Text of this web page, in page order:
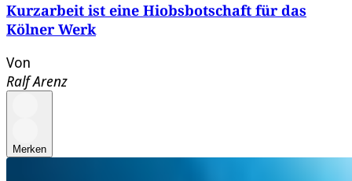
Kurzarbeit ist eine Hiobsbotschaft für das
Kölner Werk
Von
Ralf Arenz
Merken